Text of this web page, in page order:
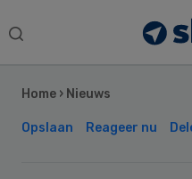
Search
Home › Nieuws
Opslaan Reageer nu
Sidebar